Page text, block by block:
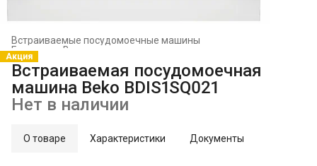
Встраиваемые посудомоечные машины
Встраиваемая техника
Главная
Акция
Встраиваемая посудомоечная
машина Beko BDIS1SQ021
Нет в наличии
О товаре Характеристики Документы